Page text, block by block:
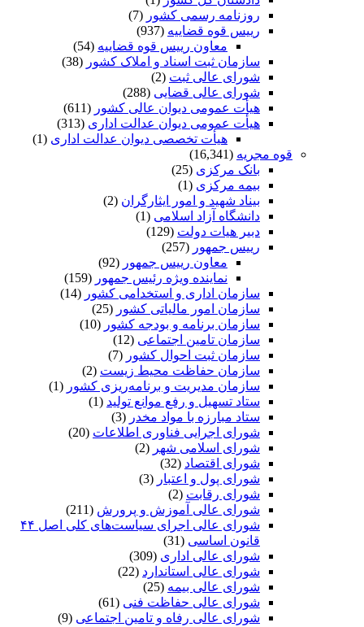
روزنامه رسمی کشور (7)
رییس قوه قضاییه (937)
معاون رییس قوه قضاییه (54)
سازمان ثبت اسناد و املاک کشور (38)
شورای عالی ثبت (2)
شورای عالی قضایی (288)
هیأت عمومی دیوان عالی کشور (611)
هیأت عمومی دیوان عدالت اداری (313)
هیأت تخصصی دیوان عدالت اداری (1)
قوه مجریه (16,341)
بانک مرکزی (25)
بیمه مرکزی (1)
بیناد شهید و امور ایثارگران (2)
دانشگاه آزاد اسلامی (1)
دبیر هیات دولت (129)
رییس جمهور (257)
معاون رییس جمهور (92)
نماینده ویژه رئیس ‌جمهور (159)
سازمان اداری و استخدامی کشور (14)
سازمان امور مالیاتی کشور (25)
سازمان برنامه و بودجه کشور (10)
سازمان تامین اجتماعی (12)
سازمان ثبت احوال کشور (7)
سازمان حفاظت محیط زیست (2)
سازمان مدیریت و برنامه‌ریزی کشور (1)
ستاد تسهیل و رفع موانع تولید (1)
ستاد مبارزه با مواد مخدر (3)
شورای اجرایی فناوری اطلاعات (20)
شورای اسلامی شهر (2)
شورای اقتصاد (32)
شورای پول و اعتبار (3)
شورای رقابت (2)
شورای عالی آموزش و پرورش (211)
شورای عالی اجرای سیاست‌های کلی اصل ۴۴
قانون اساسی (31)
شورای عالی اداری (309)
شورای عالی استاندارد (22)
شورای عالی بیمه (25)
شورای عالی حفاظت فنی (61)
شورای عالی رفاه و تامین اجتماعی (9)